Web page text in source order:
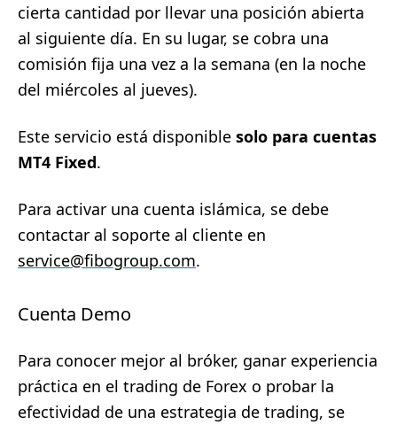
cierta cantidad por llevar una posición abierta
al siguiente día. En su lugar, se cobra una
comisión fija una vez a la semana (en la noche
del miércoles al jueves).
Este servicio está disponible solo para cuentas
MT4 Fixed.
Para activar una cuenta islámica, se debe
contactar al soporte al cliente en
service@fibogroup.com.
Cuenta Demo
Para conocer mejor al bróker, ganar experiencia
práctica en el trading de Forex o probar la
efectividad de una estrategia de trading, se